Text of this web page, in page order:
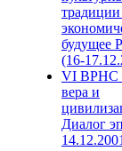
будущее
(16-
VI ВРНС
вера и
Диалог